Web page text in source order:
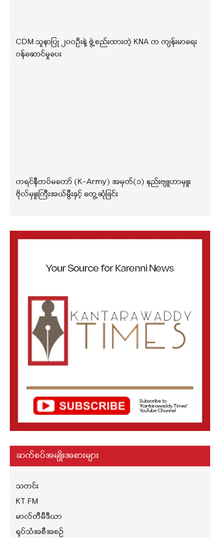
CDM သူနာပြု ၂၀၀ဦးနဲ့ ဖွဲ့စည်းထားတဲ့ KNA က ကျန်းမာရေး
ဝန်ဆောင်မှုပေး
ကရင်နီတပ်မတော် (K-Army) အမှတ်(၁) နည်းဗျူဟာမှူး
ဗိုလ်မှူးကြီးအယ်မွီးနှင့် တွေ့ဆုံခြင်း
ဆက်စပ်အမျိုးအစားများ
သတင်း
KT FM
မာလ်တီမီဒီယာ
ရုပ်သံအစီအစဉ်